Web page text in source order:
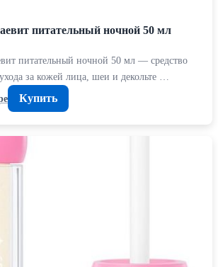
питательный ночной 50 мл
питательный ночной 50 мл — средство
за кожей лица, шеи и декольте …
Купить